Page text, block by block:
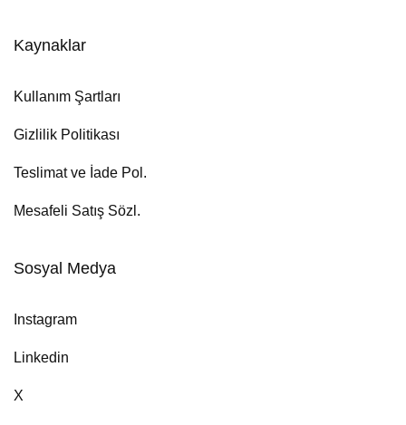
Kaynaklar
Kullanım Şartları
Gizlilik Politikası
Teslimat ve İade Pol.
Mesafeli Satış Sözl.
Sosyal Medya
Instagram
Linkedin
X